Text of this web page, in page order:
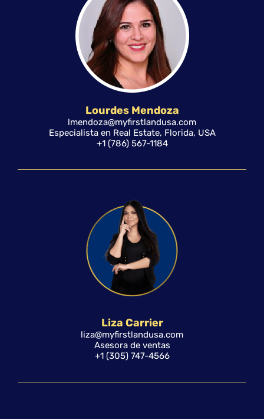
Lourdes Mendoza
lmendoza@myfirstlandusa.com
Especialista en Real Estate, Florida, USA
+1 (786) 567-1184
Liza Carrier
liza@myfirstlandusa.com
Asesora de ventas
+1 (305) 747-4566